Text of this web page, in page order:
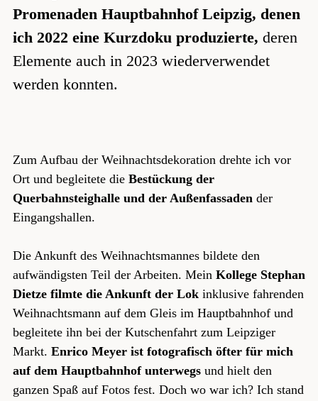
Promenaden Hauptbahnhof Leipzig, denen
ich 2022 eine Kurzdoku produzierte, deren
Elemente auch in 2023 wiederverwendet
werden konnten.
Zum Aufbau der Weihnachtsdekoration drehte ich vor
Ort und begleitete die Bestückung der
Querbahnsteighalle und der Außenfassaden der
Eingangshallen.
Die Ankunft des Weihnachtsmannes bildete den
aufwändigsten Teil der Arbeiten. Mein Kollege Stephan
Dietze filmte die Ankunft der Lok inklusive fahrenden
Weihnachtsmann auf dem Gleis im Hauptbahnhof und
begleitete ihn bei der Kutschenfahrt zum Leipziger
Markt. Enrico Meyer ist fotografisch öfter für mich
auf dem Hauptbahnhof unterwegs und hielt den
ganzen Spaß auf Fotos fest. Doch wo war ich? Ich stand